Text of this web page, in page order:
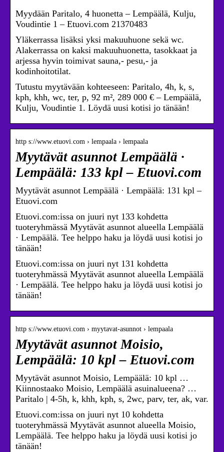
Myydään Paritalo, 4 huonetta – Lempäälä, Kulju,
Voudintie 1 – Etuovi.com 21370483
Yläkerrassa lisäksi yksi makuuhuone sekä wc.
Alakerrassa on kaksi makuuhuonetta, tasokkaat ja
arjessa hyvin toimivat sauna,- pesu,- ja
kodinhoitotilat.
Tutustu myytävään kohteeseen: Paritalo, 4h, k, s,
kph, khh, wc, ter, p, 92 m², 289 000 € – Lempäälä,
Kulju, Voudintie 1. Löydä uusi kotisi jo tänään!
http s://www.etuovi.com › lempaala › lempaala
Myytävät asunnot Lempäälä ·
Lempäälä: 133 kpl – Etuovi.com
Myytävät asunnot Lempäälä · Lempäälä: 131 kpl –
Etuovi.com
Etuovi.com:issa on juuri nyt 133 kohdetta
tuoteryhmässä Myytävät asunnot alueella Lempäälä
· Lempäälä. Tee helppo haku ja löydä uusi kotisi jo
tänään!
Etuovi.com:issa on juuri nyt 131 kohdetta
tuoteryhmässä Myytävät asunnot alueella Lempäälä
· Lempäälä. Tee helppo haku ja löydä uusi kotisi jo
tänään!
http s://www.etuovi.com › myytavat-asunnot › lempaala
Myytävät asunnot Moisio,
Lempäälä: 10 kpl – Etuovi.com
Myytävät asunnot Moisio, Lempäälä: 10 kpl …
Kiinnostaako Moisio, Lempäälä asuinalueena? …
Paritalo | 4-5h, k, khh, kph, s, 2wc, parv, ter, ak, var.
Etuovi.com:issa on juuri nyt 10 kohdetta
tuoteryhmässä Myytävät asunnot alueella Moisio,
Lempäälä. Tee helppo haku ja löydä uusi kotisi jo
tänään!